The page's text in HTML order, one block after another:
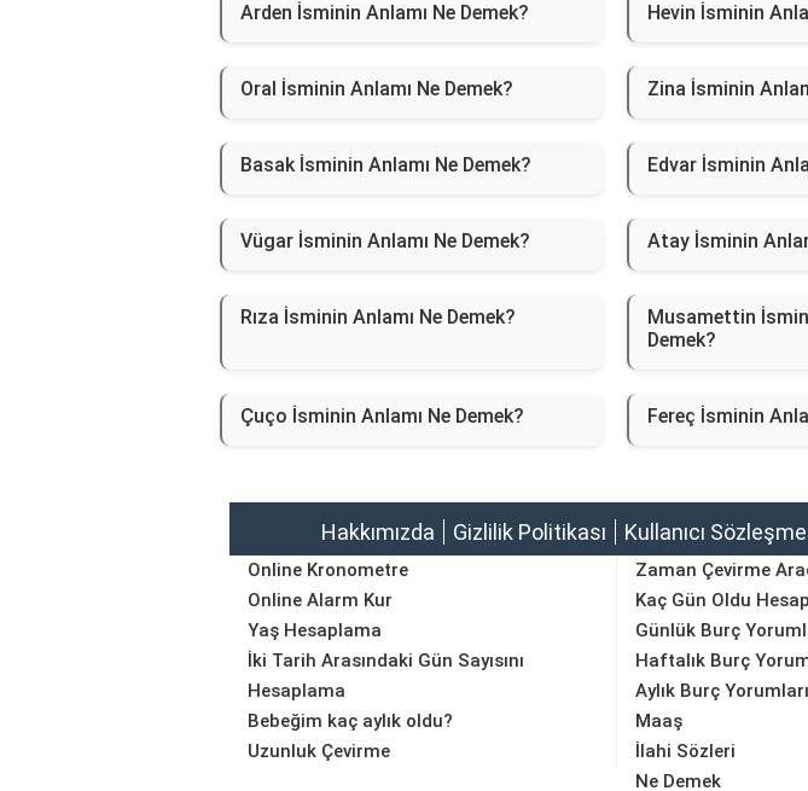
Arden İsminin Anlamı Ne Demek? Hevin İsminin
Oral İsminin Anlamı Ne Demek? Zina İsminin
Basak İsminin Anlamı Ne Demek? Edvar İsminin
Vügar İsminin Anlamı Ne Demek? Atay İsminin
Rıza İsminin Anlamı Ne Demek?
Musamettin
Demek?
Çuço İsminin Anlamı Ne Demek? Fereç İsminin
Hakkımızda Gizlilik Politikası Kullanıcı
Online Kronometre
Online Alarm Kur
Yaş Hesaplama
İki Tarih Arasındaki Gün Sayısını
Hesaplama
Bebeğim kaç aylık oldu?
Uzunluk Çevirme
Zaman Çevirme
Kaç Gün Oldu
Günlük Burç
Haftalık Burç
Aylık Burç Yorumları
Maaş
İlahi Sözleri
Ne Demek